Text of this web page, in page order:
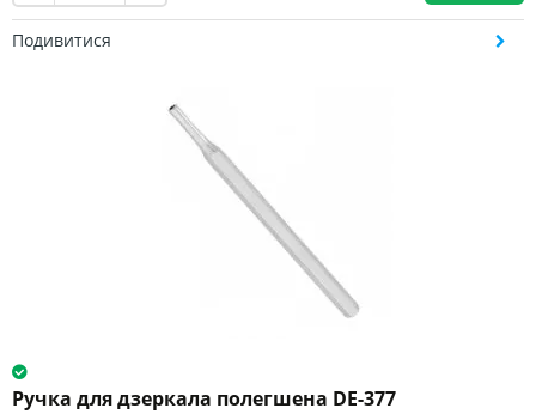
Подивитися
Ручка для дзеркала полегшена DE-377